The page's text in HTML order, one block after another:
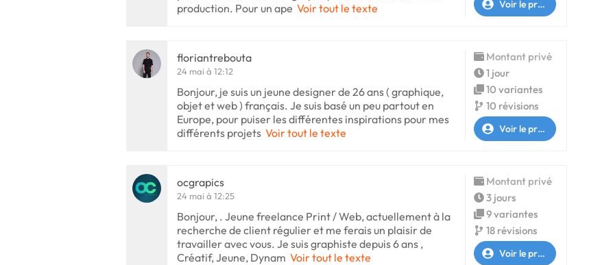
production. Pour un ape Voir tout le texte Voir le profil
floriantrebouta
24 mai à 12:12
Bonjour, je suis un jeune designer de 26 ans ( graphique,
objet et web ) français. Je suis basé un peu partout en
Europe, pour puiser les différentes inspirations pour mes
différents projets Voir tout le texte
Montant privé
1 jour
10 variantes
10 révisions
Voir le profil
ocgrapics
24 mai à 12:25
Bonjour, . Jeune freelance Print / Web, actuellement à la
recherche de client régulier et me ferais un plaisir de
travailler avec vous. Je suis graphiste depuis 6 ans ,
Créatif, Jeune, Dynam Voir tout le texte
Montant privé
3 jours
9 variantes
18 révisions
Voir le profil